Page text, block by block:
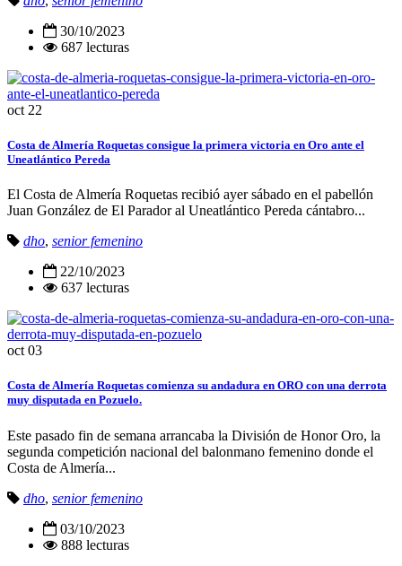
30/10/2023
687 lecturas
oct 22
Costa de Almería Roquetas consigue la primera victoria en Oro ante el
Uneatlántico Pereda
El Costa de Almería Roquetas recibió ayer sábado en el pabellón
Juan González de El Parador al Uneatlántico Pereda cántabro...
dho, senior femenino
22/10/2023
637 lecturas
oct 03
Costa de Almería Roquetas comienza su andadura en ORO con una derrota
muy disputada en Pozuelo.
Este pasado fin de semana arrancaba la División de Honor Oro, la
segunda competición nacional del balonmano femenino donde el
Costa de Almería...
dho, senior femenino
03/10/2023
888 lecturas